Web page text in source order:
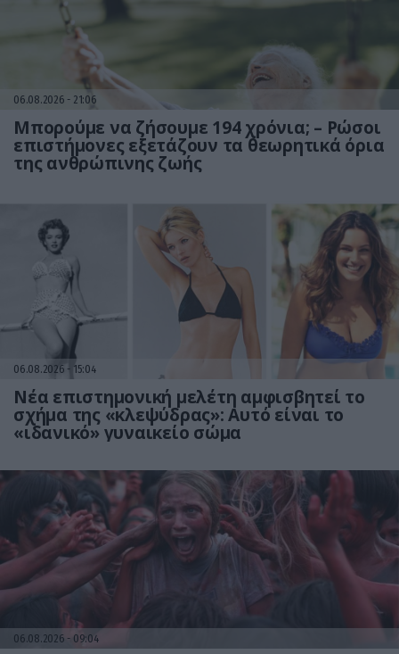
06.08.2026 21:06
Μπορούμε να ζήσουμε 194 χρόνια; – Ρώσοι
επιστήμονες εξετάζουν τα θεωρητικά όρια
της ανθρώπινης ζωής
06.08.2026 15:04
Νέα επιστημονική μελέτη αμφισβητεί το
σχήμα της «κλεψύδρας»: Αυτό είναι το
«ιδανικό» γυναικείο σώμα
06.08.2026 09:04